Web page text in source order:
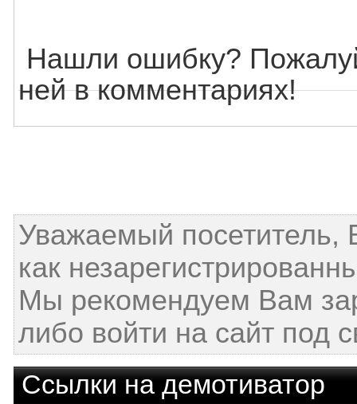
Нашли ошибку?
ней в комментариях!
Уважаемый посетитель,
как
Мы рекомендуем Вам
либо войти на сайт под
Ссылки на демотиватор